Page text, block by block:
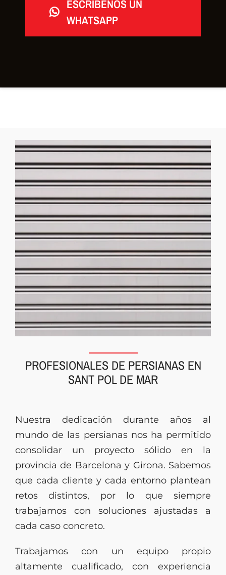
ESCRÍBENOS UN
WHATSAPP
PROFESIONALES DE PERSIANAS EN
SANT POL DE MAR
Nuestra dedicación durante años al
mundo de las persianas nos ha permitido
consolidar un proyecto sólido en la
provincia de Barcelona y Girona. Sabemos
que cada cliente y cada entorno plantean
retos distintos, por lo que siempre
trabajamos con soluciones ajustadas a
cada caso concreto.
Trabajamos con un equipo propio
altamente cualificado, con experiencia